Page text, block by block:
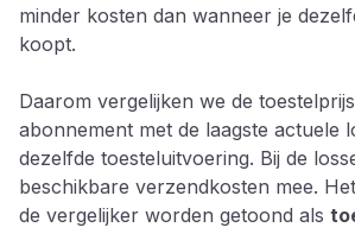
minder kosten dan wanneer je
koopt.
Daarom vergelijken we de
abonnement met de laagste actuele
dezelfde toesteluitvoering. Bij de
beschikbare verzendkosten mee.
de vergelijker worden getoond als